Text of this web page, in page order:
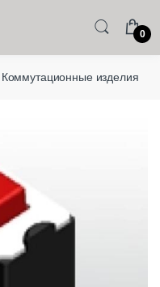
0
Коммутационные изделия